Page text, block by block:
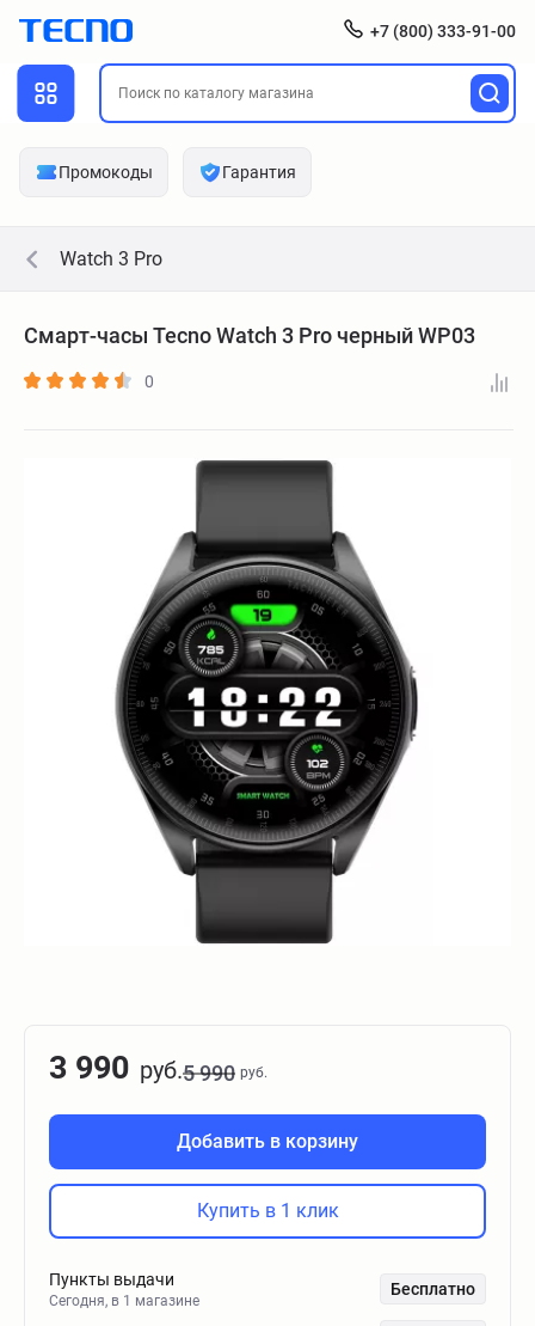
+7 (800) 333-91-00
Промокоды Гарантия
Watch 3 Pro
Смарт-часы Tecno Watch 3 Pro черный WP03
0
3 990 руб.5 990 руб.
Добавить в корзину
Купить в 1 клик
Пункты выдачи
Сегодня, в 1 магазине
Бесплатно